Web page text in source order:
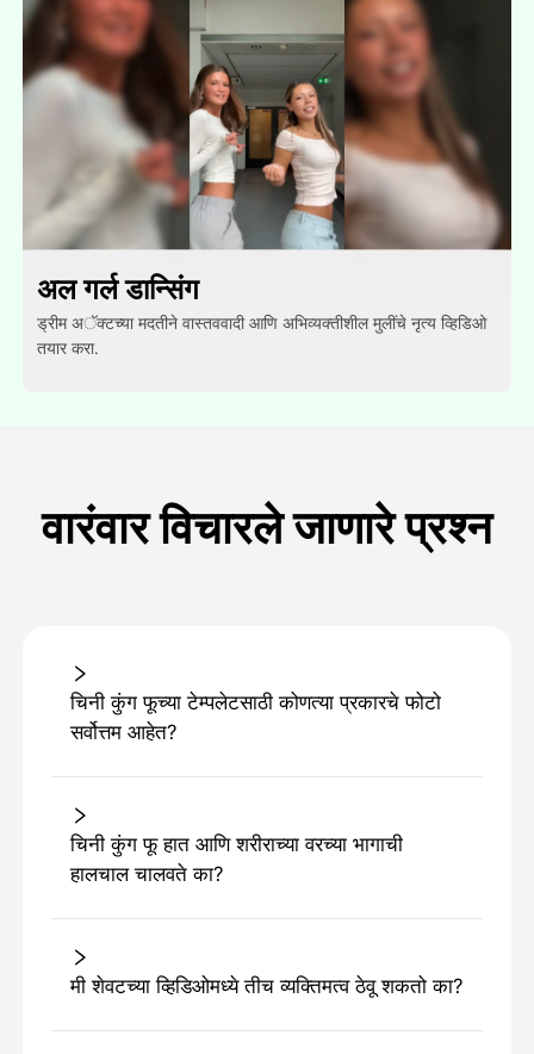
अल गर्ल डान्सिंग
ड्रीम अॅक्टच्या मदतीने वास्तववादी आणि अभिव्यक्तीशील मुलींचे नृत्य व्हिडिओ
तयार करा.
वारंवार विचारले जाणारे प्रश्न
चिनी कुंग फूच्या टेम्पलेटसाठी कोणत्या प्रकारचे फोटो
सर्वोत्तम आहेत?
चिनी कुंग फू हात आणि शरीराच्या वरच्या भागाची
हालचाल चालवते का?
मी शेवटच्या व्हिडिओमध्ये तीच व्यक्तिमत्व ठेवू शकतो का?